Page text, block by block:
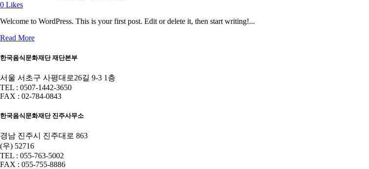
0 Likes
Welcome to WordPress. This is your first post. Edit or delete it, then start writing!...
Read More
한국음식문화재단 재단본부
서울 서초구 사평대로26길 9-3 1층
TEL : 0507-1442-3650
FAX : 02-784-0843
한국음식문화재단 진주사무소
경남 진주시 진주대로 863
(우) 52716
TEL : 055-763-5002
FAX : 055-755-8886